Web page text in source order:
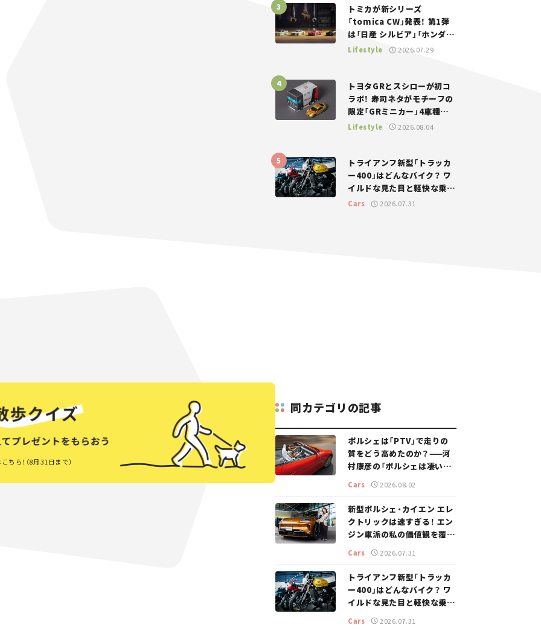
ちら！（8月31日まで）
トミカが新シリーズ
「tomica CW」発表！ 第1弾
は「日産 シルビア」「ホンダ
NSX」が登場。世界が注目す
Lifestyle 2026.07.29
トヨタGRとスシローが初コ
ラボ！ 寿司ネタがモチーフの
限定「GRミニカー」4車種が
登場。入手方法は？【クルマ
Lifestyle 2026.08.04
トライアンフ新型「トラッカ
ー400」はどんなバイク？ ワ
イルドな見た目と軽快な乗り
味を両立した400ccフラット
Cars 2026.07.31
同カテゴリの記事
ポルシェは「PTV」で走りの
質をどう高めたのか？——河
村康彦の「ポルシェは凄い！」
Cars 2026.08.02
新型ポルシェ・カイエン エレ
クトリックは速すぎる！ エン
ジン車派の私の価値観を覆し
た、新しいポルシェの走り。
Cars 2026.07.31
トライアンフ新型「トラッカ
ー400」はどんなバイク？ ワ
イルドな見た目と軽快な乗り
味を両立した400ccフラット
トラッカー【試乗レビュー】
Cars 2026.07.31